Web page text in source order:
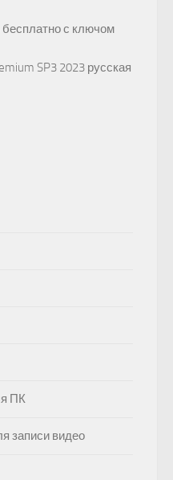
бесплатно с ключом
SP3 2023 русская
ПК
записи видео